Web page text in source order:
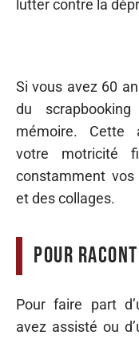
lutter contre la
Si vous avez 60
du
mémoire. Cette
votre motricité
constamment
et des collages.
Pour
Pour faire part
avez assisté ou